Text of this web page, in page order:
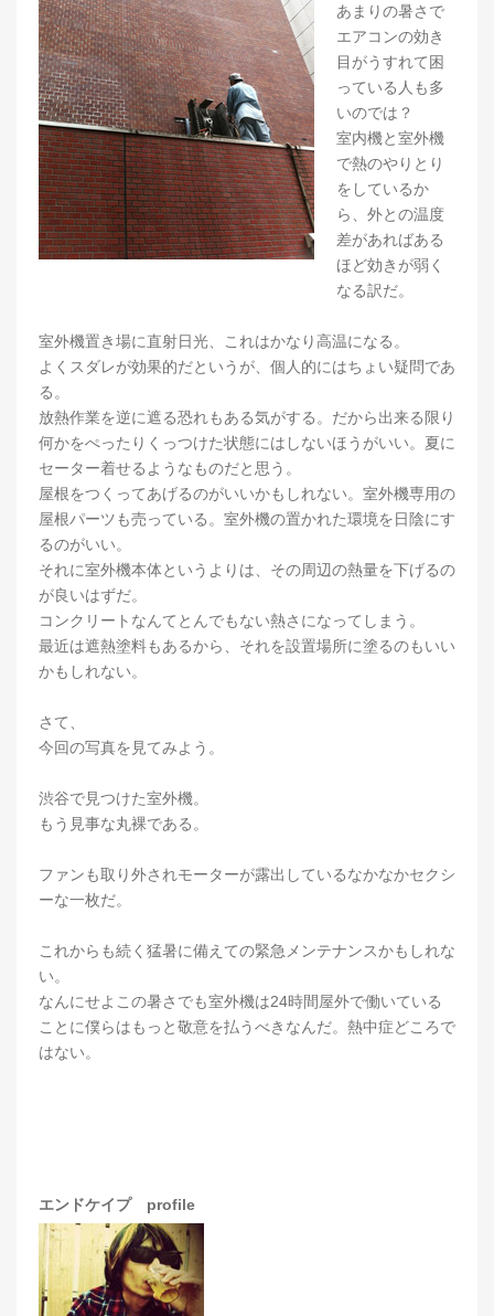
あまりの暑さで
エアコンの効き
目がうすれて困
っている人も多
いのでは？
室内機と室外機
で熱のやりとり
をしているか
ら、外との温度
差があればある
ほど効きが弱く
なる訳だ。
室外機置き場に直射日光、これはかなり高温になる。
よくスダレが効果的だというが、個人的にはちょい疑問であ
る。
放熱作業を逆に遮る恐れもある気がする。だから出来る限り
何かをぺったりくっつけた状態にはしないほうがいい。夏に
セーター着せるようなものだと思う。
屋根をつくってあげるのがいいかもしれない。室外機専用の
屋根パーツも売っている。室外機の置かれた環境を日陰にす
るのがいい。
それに室外機本体というよりは、その周辺の熱量を下げるの
が良いはずだ。
コンクリートなんてとんでもない熱さになってしまう。
最近は遮熱塗料もあるから、それを設置場所に塗るのもいい
かもしれない。
さて、
今回の写真を見てみよう。
渋谷で見つけた室外機。
もう見事な丸裸である。
ファンも取り外されモーターが露出しているなかなかセクシ
ーな一枚だ。
これからも続く猛暑に備えての緊急メンテナンスかもしれな
い。
なんにせよこの暑さでも室外機は24時間屋外で働いている
ことに僕らはもっと敬意を払うべきなんだ。熱中症どころで
はない。
エンドケイプ profile